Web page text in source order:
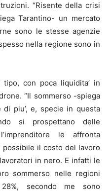
“Risente della crisi
Tarantino- un mercato
sono le stesse agenzie
nella regione sono in
con poca liquidita’ in
“Il sommerso -spiega
piu’, e, specie in questa
si prospettano delle
le affronta
possibile il costo del lavoro
in nero. E infatti le
sommerso nelle regioni
secondo me sono